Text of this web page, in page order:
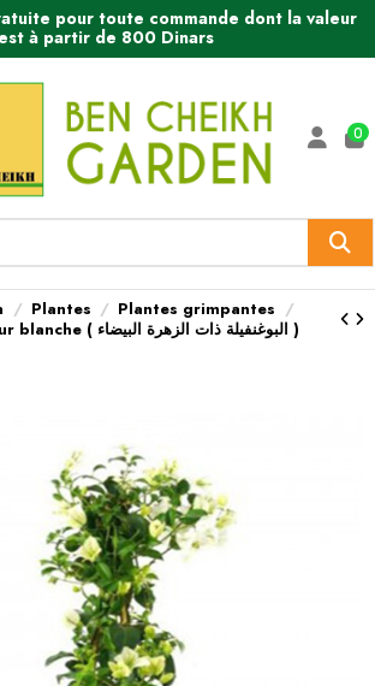
pour toute commande dont la valeur
est à partir de 800 Dinars
0
Plantes
Plantes grimpantes
Bougainvillier à fleur blanche ( البوغنفيلة ذات الزهرة البيضاء )